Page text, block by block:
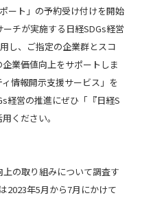
ート」の予約受け付けを開始
チが実施する日経SDGs経営
し、ご指定の企業群とスコ
業価値向上をサポートしま
情報開示支援サービス」を
経営の推進にぜひ「『日経S
ください。
の取り組みについて調査す
2023年5月から7月にかけて